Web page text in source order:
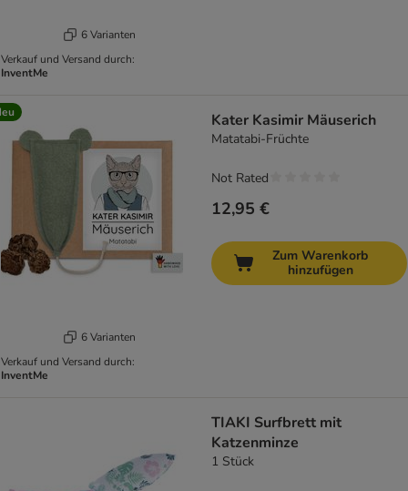
6 Varianten
Verkauf und Versand durch:
InventMe
6 Varianten
Verkauf und Versand durch:
InventMe
Kater Kasimir Mäuserich
Matatabi-Früchte
12,95 €
Not Rated
Zum Warenkorb
hinzufügen
TIAKI Surfbrett mit
Katzenminze
1 Stück